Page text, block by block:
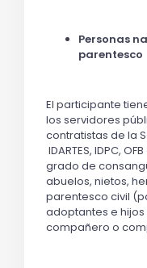
Personas
parentesco
El participante
los servidores
contratistas de la
IDARTES, IDPC,
grado de
abuelos, nietos,
parentesco civil
adoptantes e
compañero o